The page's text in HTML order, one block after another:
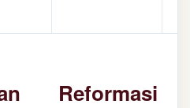
Reformasi